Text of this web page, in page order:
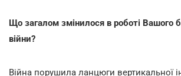
Що загалом змінилося в роботі Вашого
війни?
Війна порушила ланцюги вертикальної